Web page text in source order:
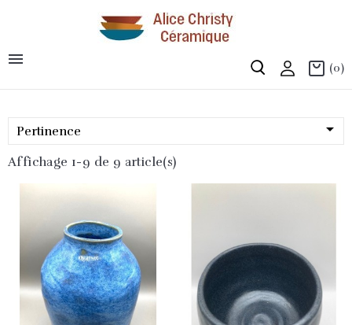
 (0)
Pertinence 
Affichage 1-9 de 9 article(s)